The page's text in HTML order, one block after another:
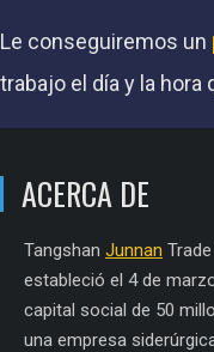
Le conseguiremos un
trabajo el día y la
ACERCA DE
Tangshan Junnan
estableció el 4 de
capital social de 50
una empresa